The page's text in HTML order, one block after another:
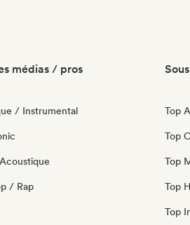
médias / pros
/ Instrumental
/ Rap
Top
Top
Top
Top
Top